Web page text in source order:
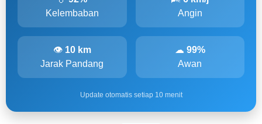
Kelembaban
Angin
👁 10 km
Jarak Pandang
☁ 99%
Awan
Update otomatis setiap 10 menit